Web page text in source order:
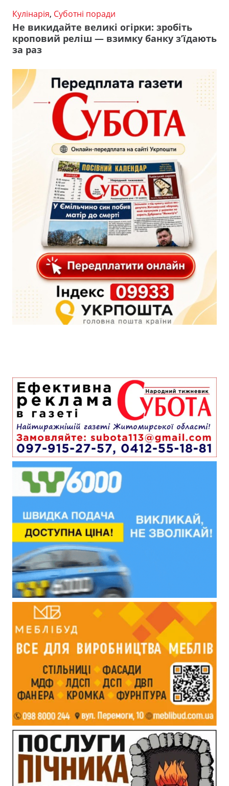
Кулінарія, Суботні поради
Не викидайте великі огірки: зробіть
кроповий реліш — взимку банку з’їдають
за раз